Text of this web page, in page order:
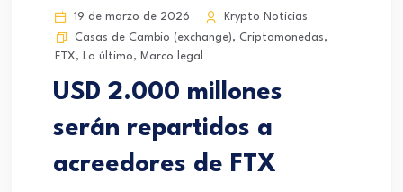
19 de marzo de 2026
Krypto Noticias
Casas de Cambio (exchange), Criptomonedas,
FTX, Lo último, Marco legal
USD 2.000 millones
serán repartidos a
acreedores de FTX